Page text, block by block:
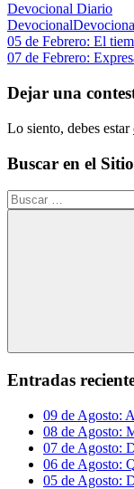
Devocional Diario
Devocional
Navegación
de
entradas
Entrada
anterior:
05 de Febrero: El
Siguiente
07 de Febrero:
Dejar una
Lo siento, debes estar
Buscar en el Sitio
Buscar:
Entradas
09 de Agosto:
08 de Agosto:
07 de Agosto:
06 de Agosto:
05 de Agosto: